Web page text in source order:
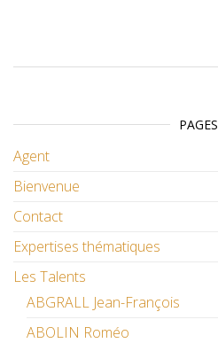
PAGES
Agent
Bienvenue
Contact
Expertises thématiques
Les Talents
ABGRALL Jean-François
ABOLIN Roméo